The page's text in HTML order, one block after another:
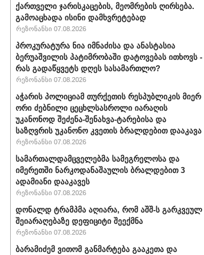
ქართველი ჯარისკაცების, მეომრების ღირსება.
გამოაცხადა ისინი დამხვრეტებად
რეზონანსი 07.08.2026
პროკურატურა ნია იმნაძისა და ანასტასია
ბერუაშვილის პატიმრობაში დატოვებას ითხოვს -
რას გადაწყვეტს დღეს სასამართლო?
რეზონანსი 07.08.2026
აჭარის პოლიციამ თურქეთის რესპუბლიკის მიერ
ორი ძებნილი ცეცხლსასროლი იარაღის
უკანონოდ შეძენა-შენახვა-ტარებისა და
საზღვრის უკანონო კვეთის ბრალდებით დააკავა
რეზონანსი 07.08.2026
სამართალდამცველებმა სამეგრელოსა და
იმერეთში ნარკოდანაშაულის ბრალდებით 3
ადამიანი დააკავეს
რეზონანსი 07.08.2026
დონალდ ტრამპმა აღიარა, რომ აშშ-ს გარკვეულ
შეიარაღებაზე დეფიციტი შეექმნა
რეზონანსი 07.08.2026
ბარამიძემ ვითომ განმარტება გააკეთა და